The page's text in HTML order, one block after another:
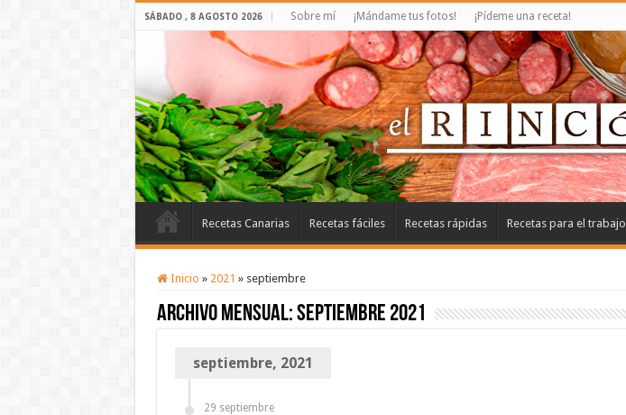
SÁBADO , 8 AGOSTO 2026 Sobre mí ¡Mándame tus fotos! ¡Pídeme una receta!
Recetas Canarias Recetas fáciles Recetas rápidas Recetas para el trabajo
Inicio » 2021 » septiembre
Archivo mensual:septiembre 2021
septiembre, 2021
29 septiembre